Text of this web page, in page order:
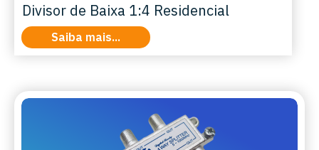
Divisor de Baixa 1:4 Residencial
Saiba mais...